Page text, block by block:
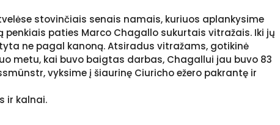
stovinčiais senais namais, kuriuos aplankysime
paties Marco Chagallo sukurtais vitražais. Iki jų
ne pagal kanoną. Atsiradus vitražams, gotikinė
metu, kai buvo baigtas darbas, Chagallui jau buvo 83
vyksime į šiaurinę Ciuricho ežero pakrantę ir
ir kalnai.